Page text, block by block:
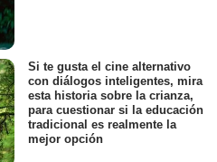
Si te gusta el cine alternativo
con diálogos inteligentes, mira
esta historia sobre la crianza,
para cuestionar si la educación
tradicional es realmente la
mejor opción